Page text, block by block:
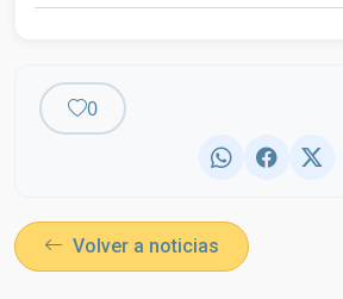
0
Volver a noticias